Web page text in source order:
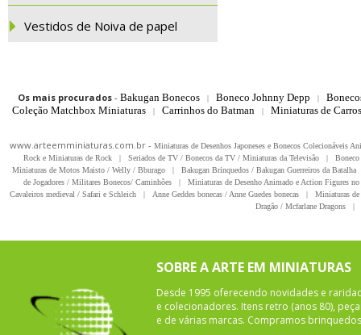
Vestidos de Noiva de papel
Os mais procurados- Bakugan Bonecos | Boneco Johnny Depp |
Coleção Matchbox Miniaturas
| Carrinhos do Batman | Miniaturas de
www.arteemminiaturas.com.br - Miniaturas de Desenhos Japoneses e Bonecos Colecionáveis
Rock e Miniaturas de Rock
| Seriados de TV / Bonecos da TV / Miniaturas da Televisão |
Miniaturas de Motos Maisto / Welly / Bburago
| Bakugan Brinquedos / Bakugan Guerreiros da Batalha
de Jogadores / Militares Bonecos/ Caminhões
|
Miniaturas de Desenho Animado e Action Figures
Cavaleiros medieval / Safari e Schleich
| Anne Geddes bonecas / Anne Guedes bonecas |
Miniaturas
Dragão / Mcfarlane Dragons
|
SOBRE A ARTE EM MINIATURAS
Desde 1995 oferecendo novidades e
e colecionadores. Itens retro (anos 80),
e de várias marcas. Compramos